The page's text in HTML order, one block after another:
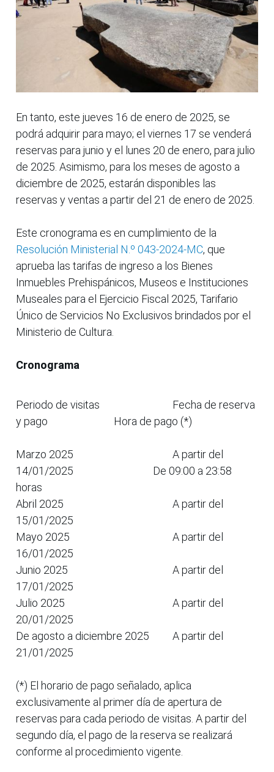
En tanto, este jueves 16 de enero de 2025, se
podrá adquirir para mayo; el viernes 17 se venderá
reservas para junio y el lunes 20 de enero, para julio
de 2025. Asimismo, para los meses de agosto a
diciembre de 2025, estarán disponibles las
reservas y ventas a partir del 21 de enero de 2025.
Este cronograma es en cumplimiento de la
Resolución Ministerial N.º 043-2024-MC, que
aprueba las tarifas de ingreso a los Bienes
Inmuebles Prehispánicos, Museos e Instituciones
Museales para el Ejercicio Fiscal 2025, Tarifario
Único de Servicios No Exclusivos brindados por el
Ministerio de Cultura.
Cronograma
Periodo de visitas
Fecha de reserva
y pago
Hora de pago (*)
Marzo 2025
A partir del
14/01/2025
De 09:00 a 23:58
horas
Abril 2025
A partir del
15/01/2025
Mayo 2025
A partir del
16/01/2025
Junio 2025
A partir del
17/01/2025
Julio 2025
A partir del
20/01/2025
De agosto a diciembre 2025
A partir del
21/01/2025
(*) El horario de pago señalado, aplica
exclusivamente al primer día de apertura de
reservas para cada periodo de visitas. A partir del
segundo día, el pago de la reserva se realizará
conforme al procedimiento vigente.